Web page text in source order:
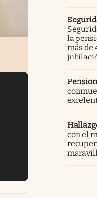
la
más de
con el